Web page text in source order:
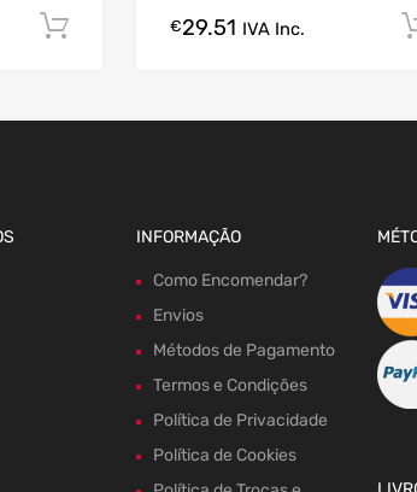
Comprar Agora!
€29.51 IVA Inc.
INFORMAÇÃO
Como Encomendar?
Envios
Métodos de Pagamento
Termos e Condições
Política de Privacidade
Política de Cookies